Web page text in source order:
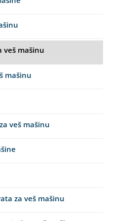
veš mašinu
mašinu
veš mašinu
za veš mašinu